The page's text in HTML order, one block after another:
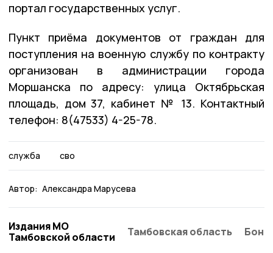
портал государственных услуг.
Пункт приёма документов от граждан для
поступления на военную службу по контракту
организован в администрации города
Моршанска по адресу: улица Октябрьская
площадь, дом 37, кабинет № 13. Контактный
телефон: 8(47533) 4-25-78.
служба сво
Автор: Александра Марусева
Издания МО
Тамбовской области
Тамбовская область